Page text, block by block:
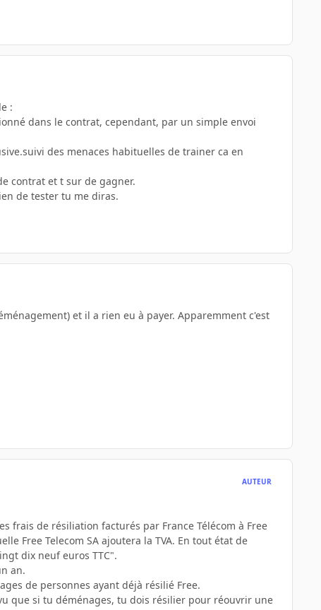
:
dans le contrat, cependant, par un simple envoi
des menaces habituelles de trainer ca en
contrat et t sur de gagner.
de tester tu me diras.
et il a rien eu à payer. Apparemment c'est
AUTEUR
frais de résiliation facturés par France Télécom à Free
Free Telecom SA ajoutera la TVA. En tout état de
dix neuf euros TTC".
an.
de personnes ayant déjà résilié Free.
que si tu déménages, tu dois résilier pour réouvrir une